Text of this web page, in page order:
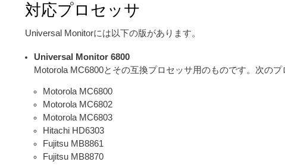
対応プロセッサ
Universal Monitorには以下の版があります。
Universal Monitor 6800
Motorola MC6800とその互換プロセッサ用のものです。次のプ
Motorola MC6800
Motorola MC6802
Motorola MC6803
Hitachi HD6303
Fujitsu MB8861
Fujitsu MB8870